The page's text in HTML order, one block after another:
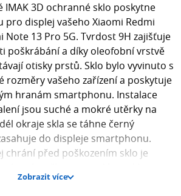
IMAK 3D ochranné sklo poskytne
pro displej vašeho Xiaomi Redmi
Note 13 Pro 5G. Tvrdost 9H zajišťuje
poškrábání a díky oleofobní vrstvě
otisky prstů. Sklo bylo vyvinuto s
rozměry vašeho zařízení a poskytuje
hranám smartphonu. Instalace
jsou suché a mokré utěrky na
okraje skla se táhne černý
do displeje smartphonu.
chrání před poškozením sklo je
a znovu nasadit otisky prstů
Zobrazit více